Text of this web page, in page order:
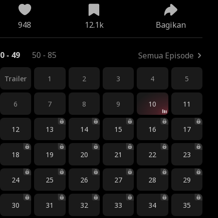
948 12.1k Bagikan
0 - 49 50 - 85 Semua Episode
Trailer 1 2 3 4 5
6 7 8 9 10 11
12 13 14 15 16 17
18 19 20 21 22 23
24 25 26 27 28 29
30 31 32 33 34 35